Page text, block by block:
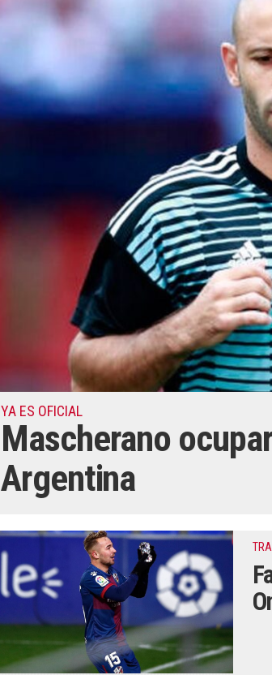
YA ES OFICIAL
Mascherano
Argentina